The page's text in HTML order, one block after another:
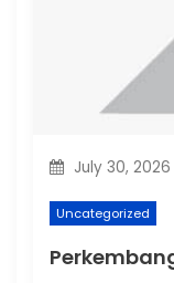
July 30, 2026
Uncategorized